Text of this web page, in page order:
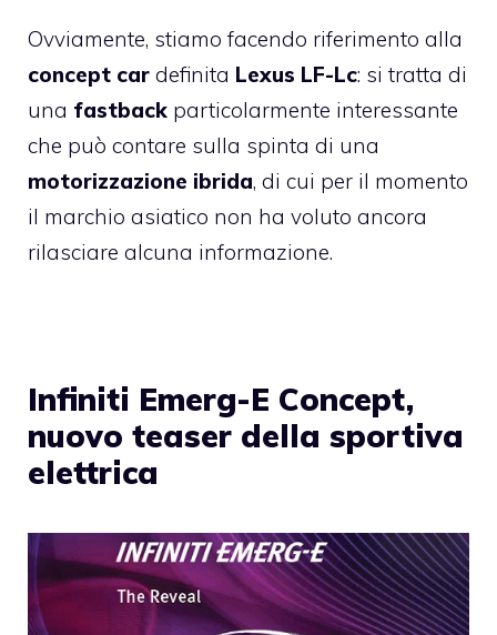
Ovviamente, stiamo facendo riferimento alla
concept car definita Lexus LF-Lc: si tratta di
una fastback particolarmente interessante
che può contare sulla spinta di una
motorizzazione ibrida, di cui per il momento
il marchio asiatico non ha voluto ancora
rilasciare alcuna informazione.
Infiniti Emerg-E Concept,
nuovo teaser della sportiva
elettrica